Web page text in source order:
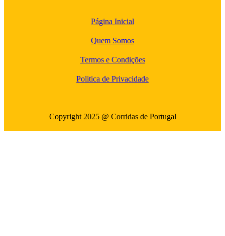
Página Inicial
Quem Somos
Termos e Condições
Politica de Privacidade
Copyright 2025 @ Corridas de Portugal